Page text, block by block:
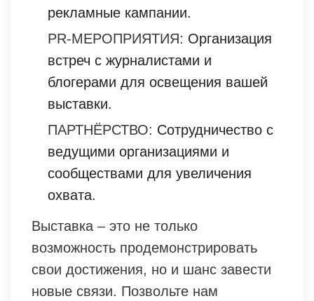
рекламные кампании.
PR-МЕРОПРИЯТИЯ: Организация
встреч с журналистами и
блогерами для освещения вашей
выставки.
ПАРТНЁРСТВО: Сотрудничество с
ведущими организациями и
сообществами для увеличения
охвата.
Выставка – это не только
возможность продемонстрировать
свои достижения, но и шанс завести
новые связи. Позвольте нам